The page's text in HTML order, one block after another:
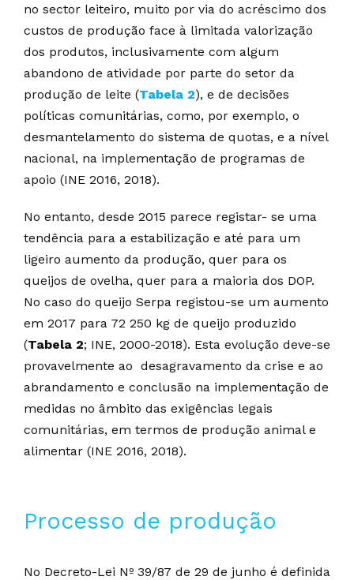
no sector leiteiro, muito por via do acréscimo dos
custos de produção face à limitada valorização
dos produtos, inclusivamente com algum
abandono de atividade por parte do setor da
produção de leite (Tabela 2), e de decisões
políticas comunitárias, como, por exemplo, o
desmantelamento do sistema de quotas, e a nível
nacional, na implementação de programas de
apoio (INE 2016, 2018).
No entanto, desde 2015 parece registar- se uma
tendência para a estabilização e até para um
ligeiro aumento da produção, quer para os
queijos de ovelha, quer para a maioria dos DOP.
No caso do queijo Serpa registou-se um aumento
em 2017 para 72 250 kg de queijo produzido
(Tabela 2; INE, 2000-2018). Esta evolução deve-se
provavelmente ao desagravamento da crise e ao
abrandamento e conclusão na implementação de
medidas no âmbito das exigências legais
comunitárias, em termos de produção animal e
alimentar (INE 2016, 2018).
Processo de produção
No Decreto-Lei Nº 39/87 de 29 de junho é definida